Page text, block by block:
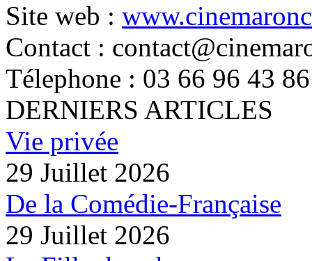
Site web :
Contact :
Télephone : 03 66 96 43 86
DERNIERS ARTICLES
Vie privée
29 Juillet 2026
De la Comédie-Française
29 Juillet 2026